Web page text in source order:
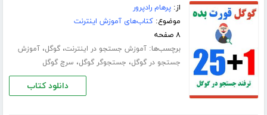
از:پرهام رادپرور
موضوع:کتاب‌های آموزش اینترنت
۸ صفحه
برچسب‌ها:آموزش جستجو در اینترنت،گوگل،آموزش
جستجو در گوگل، جستجوگر گوگل، سرچ گوگل
دانلود کتاب